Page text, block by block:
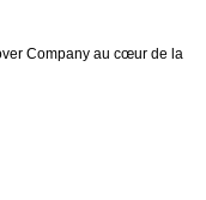
Company au cœur de la